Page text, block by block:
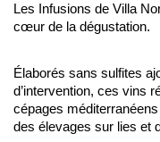
Les Infusions de Villa
cœur de la dégustation.
Élaborés sans sulfites
d’intervention, ces vins
cépages
des élevages sur lies et